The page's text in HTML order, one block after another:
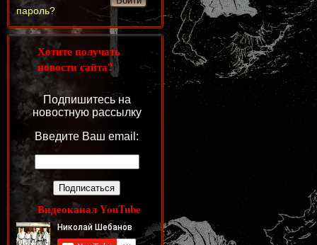
пароль?
Хотите получать
новости сайта?
Подпишитесь на
новостную рассылку
Введите Ваш email:
Видеоканал YouTube